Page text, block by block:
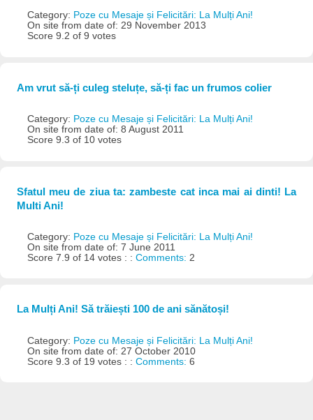
Category: Poze cu Mesaje și Felicitări: La Mulți Ani!
On site from date of: 29 November 2013
Score 9.2 of 9 votes
Am vrut să-ți culeg steluțe, să-ți fac un frumos colier
Category: Poze cu Mesaje și Felicitări: La Mulți Ani!
On site from date of: 8 August 2011
Score 9.3 of 10 votes
Sfatul meu de ziua ta: zambeste cat inca mai ai dinti! La
Multi Ani!
Category: Poze cu Mesaje și Felicitări: La Mulți Ani!
On site from date of: 7 June 2011
Score 7.9 of 14 votes : : Comments: 2
La Mulți Ani! Să trăiești 100 de ani sănătoși!
Category: Poze cu Mesaje și Felicitări: La Mulți Ani!
On site from date of: 27 October 2010
Score 9.3 of 19 votes : : Comments: 6